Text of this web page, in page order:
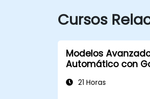
Cursos
Modelos
Automático con
21 Horas